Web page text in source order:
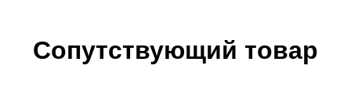
Сопутствующий товар